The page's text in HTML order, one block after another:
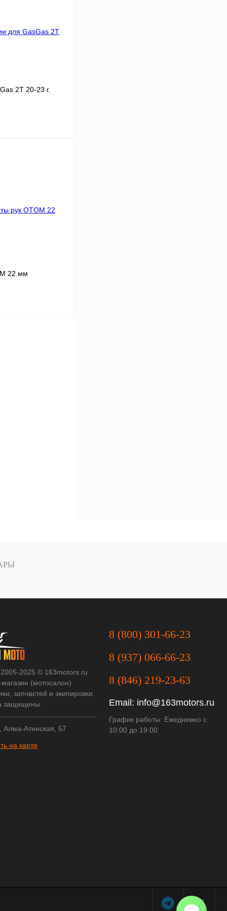
2T 20-23 г.
22 мм
2025 © 163motors.ru
(мотосалон)
запчастей и экипировки.
защищены.
Алма-Атинская, 57
на карте
8 (800) 301-66-23
8 (937) 066-66-23
8 (846) 219-23-63
Email: info@163motors.ru
График работы: Ежедневно с
10:00 до 19:00